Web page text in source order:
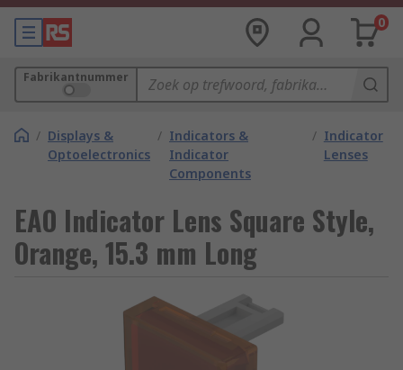
0
Fabrikantnummer
/ Displays &
Optoelectronics
/ Indicators &
Indicator
Components
/ Indicator
Lenses
EAO Indicator Lens Square Style,
Orange, 15.3 mm Long